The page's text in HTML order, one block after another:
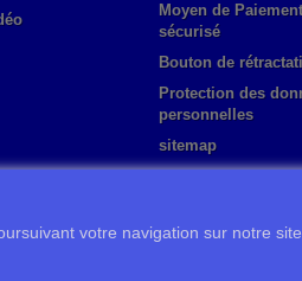
Moyen de Paiement
sécurisé
Bouton de
Protection des
personnelles
sitemap
votre navigation sur notre